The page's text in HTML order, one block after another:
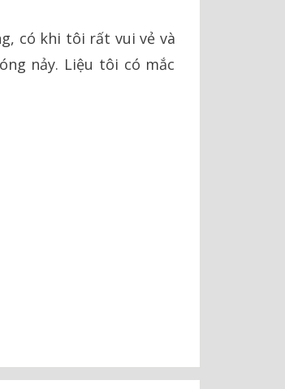
có khi tôi rất vui vẻ và
nảy. Liệu tôi có mắc